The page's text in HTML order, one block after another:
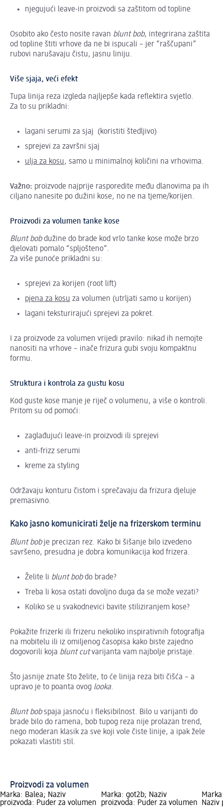
njegujući leave-in proizvodi sa zaštitom od topline
Osobito ako često nosite ravan blunt bob, integrirana zaštita
od topline štiti vrhove da ne bi ispucali – jer “raščupani”
rubovi narušavaju čistu, jasnu liniju.
Više sjaja, veći efekt
Tupa linija reza izgleda najljepše kada reflektira svjetlo.
Za to su prikladni:
lagani serumi za sjaj (koristiti štedljivo)
sprejevi za završni sjaj
ulja za kosu, samo u minimalnoj količini na vrhovima.
Važno: proizvode najprije rasporedite među dlanovima pa ih
ciljano nanesite po dužini kose, no ne na tjeme/korijen.
Proizvodi za volumen tanke kose
Blunt bobdužine do brade kod vrlo tanke kose može brzo
djelovati pomalo “spljošteno”.
Za više punoće prikladni su:
sprejevi za korijen (root lift)
pjena za kosu za volumen (utrljati samo u korijen)
lagani teksturirajući sprejevi za pokret.
I za proizvode za volumen vrijedi pravilo: nikad ih nemojte
nanositi na vrhove – inače frizura gubi svoju kompaktnu
formu.
Struktura i kontrola za gustu kosu
Kod guste kose manje je riječ o volumenu, a više o kontroli.
Pritom su od pomoći:
zaglađujući leave-in proizvodi ili sprejevi
anti-frizz serumi
kreme za styling
Održavaju konturu čistom i sprečavaju da frizura djeluje
premasivno.
Kako jasno komunicirati želje na frizerskom terminu
Blunt bobje precizan rez. Kako bi šišanje bilo izvedeno
savršeno, presudna je dobra komunikacija kod frizera.
Želite li blunt bobdo brade?
Treba li kosa ostati dovoljno duga da se može vezati?
Koliko se u svakodnevici bavite stiliziranjem kose?
Pokažite frizerki ili frizeru nekoliko inspirativnih fotografija
na mobitelu ili iz omiljenog časopisa kako biste zajedno
dogovorili koja blunt cutvarijanta vam najbolje pristaje.
Što jasnije znate što želite, to će linija reza biti čišća – a
upravo je to poanta ovog looka.
Blunt bobspaja jasnoću i fleksibilnost. Bilo u varijanti do
brade bilo do ramena, bob tupog reza nije prolazan trend,
nego moderan klasik za sve koji vole čiste linije, a ipak žele
pokazati vlastiti stil.
Proizvodi za volumen
Marka: Balea; Naziv
proizvoda: Puder za volumen
Marka: got2b; Naziv
proizvoda: Puder za volumen
Naziv